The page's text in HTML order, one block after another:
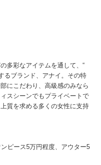
多彩なアイテムを通して、“
るブランド、アナイ。その特
にこだわり、高級感のみなら
スシーンでもプライベートで
質を求める多くの女性に支持
ピース5万円程度、アウター5